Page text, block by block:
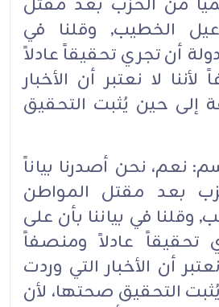
الخطيب, وقلنا في
أن تجري تحقيقاً عادلاً
لا نعتبر أن الأخبار
إلى حين يُثبت التحقيق
نعم، نحن أصدرنا بياناً
بعد مقتل المواطن
وقلنا في بياننا بأن على
تحقيقاً عادلاً ومنصفاً
أن الأخبار التي وردت
التحقيق صحتها، لأن